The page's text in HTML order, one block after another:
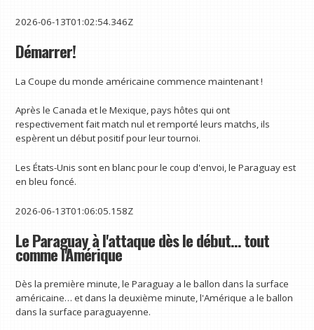
2026-06-13T01:02:54.346Z
Démarrer!
La Coupe du monde américaine commence maintenant !
Après le Canada et le Mexique, pays hôtes qui ont
respectivement fait match nul et remporté leurs matchs, ils
espèrent un début positif pour leur tournoi.
Les États-Unis sont en blanc pour le coup d'envoi, le Paraguay est
en bleu foncé.
2026-06-13T01:06:05.158Z
Le Paraguay à l'attaque dès le début… tout
comme l'Amérique
Dès la première minute, le Paraguay a le ballon dans la surface
américaine… et dans la deuxième minute, l'Amérique a le ballon
dans la surface paraguayenne.